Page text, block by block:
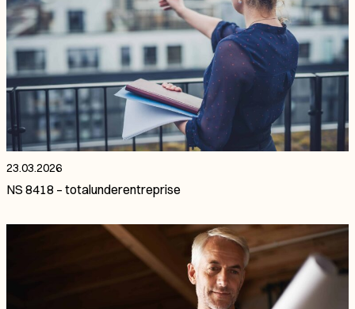
23.03.2026
NS 8418 – totalunderentreprise